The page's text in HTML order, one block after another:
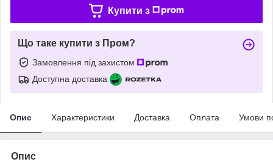
Купити з
Що таке купити з Пром?
Замовлення під захистом
Доступна доставка
Опис Характеристики Доставка Оплата Умови
Опис